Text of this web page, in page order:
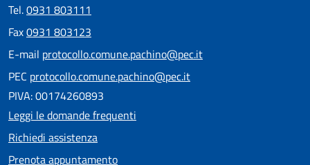
Tel.0931 803111
Fax0931 803123
E-mail protocollo.comune.pachino@pec.it
PEC protocollo.comune.pachino@pec.it
PIVA: 00174260893
Leggi le domande frequenti
Richiedi assistenza
Prenota appuntamento